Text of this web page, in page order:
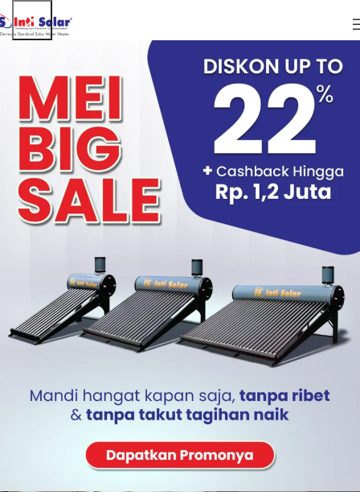
Ini Cara Reset Metabolisme Tubuh yang
Efektif Setelah Beraktivitas Seharian